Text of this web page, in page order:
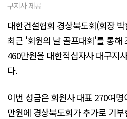
구지사 제공
대한건설협회 경상북도회(회장
최근 '회원의 날 골프대회'를 통해
460만원을 대한적십자사 대구지
다.
이번 성금은 회원사 대표 270여
만원에 경상북도회가 추가로 기